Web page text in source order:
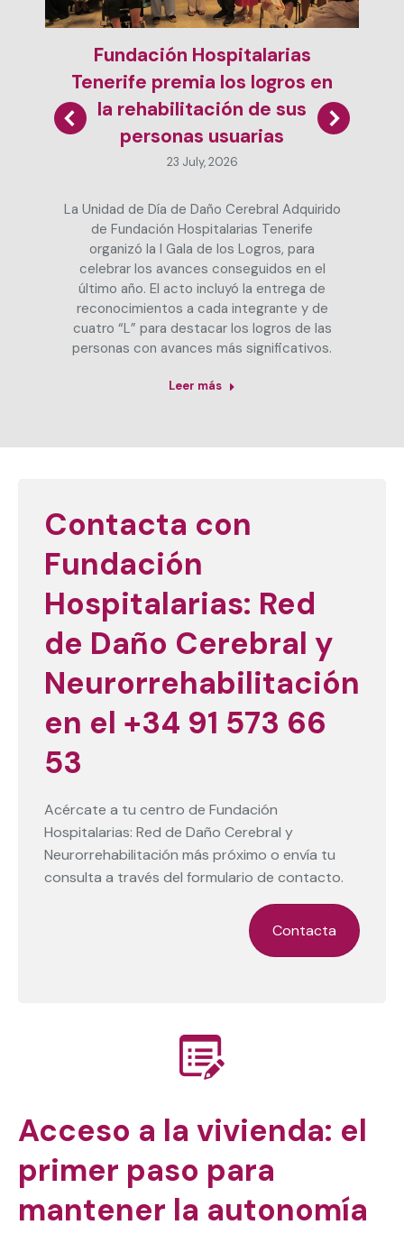
Fundación Hospitalarias
Tenerife premia los logros en
la rehabilitación de sus
personas usuarias
23 July, 2026
La Unidad de Día de Daño Cerebral Adquirido
de Fundación Hospitalarias Tenerife
organizó la I Gala de los Logros, para
celebrar los avances conseguidos en el
último año. El acto incluyó la entrega de
reconocimientos a cada integrante y de
cuatro “L” para destacar los logros de las
personas con avances más significativos.
Leer más
Contacta con
Fundación
Hospitalarias: Red
de Daño Cerebral y
Neurorrehabilitación
en el +34 91 573 66
53
Acércate a tu centro de Fundación
Hospitalarias: Red de Daño Cerebral y
Neurorrehabilitación más próximo o envía tu
consulta a través del formulario de contacto.
Contacta
Acceso a la vivienda: el
primer paso para
mantener la autonomía